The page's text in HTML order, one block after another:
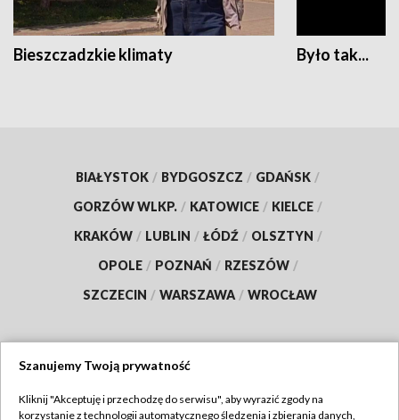
Bieszczadzkie klimaty Było tak...
BIAŁYSTOK / BYDGOSZCZ / GDAŃSK /
GORZÓW WLKP. / KATOWICE / KIELCE /
KRAKÓW / LUBLIN / ŁÓDŹ / OLSZTYN /
OPOLE / POZNAŃ / RZESZÓW /
SZCZECIN / WARSZAWA / WROCŁAW
Szanujemy Twoją prywatność
Kliknij "Akceptuję i przechodzę do serwisu", aby wyrazić zgody na
korzystanie z technologii automatycznego śledzenia i zbierania danych,